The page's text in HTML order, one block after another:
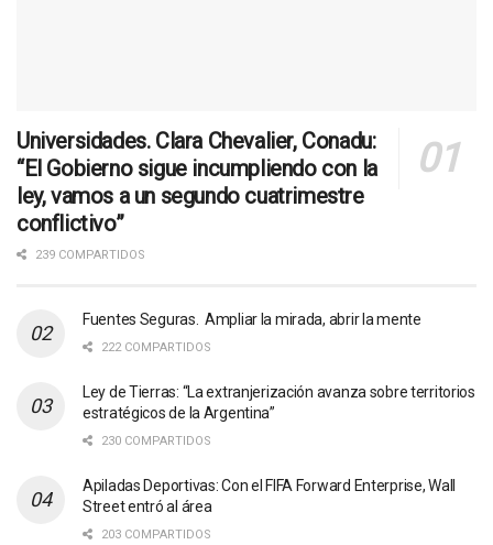
Universidades. Clara Chevalier, Conadu:
“El Gobierno sigue incumpliendo con la
ley, vamos a un segundo cuatrimestre
conflictivo”
239 COMPARTIDOS
Fuentes Seguras. Ampliar la mirada, abrir la mente
222 COMPARTIDOS
Ley de Tierras: “La extranjerización avanza sobre territorios
estratégicos de la Argentina”
230 COMPARTIDOS
Apiladas Deportivas: Con el FIFA Forward Enterprise, Wall
Street entró al área
203 COMPARTIDOS